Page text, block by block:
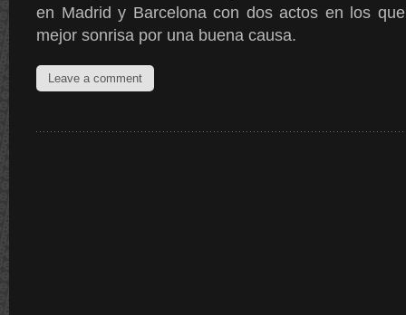
en Madrid y Barcelona con dos actos en los
mejor sonrisa por una buena causa.
Leave a comment